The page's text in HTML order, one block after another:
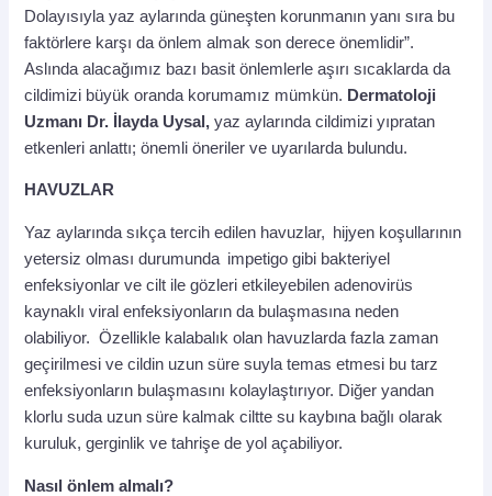
Dolayısıyla yaz aylarında güneşten korunmanın yanı sıra bu
faktörlere karşı da önlem almak son derece önemlidir”.
Aslında alacağımız bazı basit önlemlerle aşırı sıcaklarda da
cildimizi büyük oranda korumamız mümkün. Dermatoloji
Uzmanı Dr. İlayda Uysal,yaz aylarında cildimizi yıpratan
etkenleri anlattı; önemli öneriler ve uyarılarda bulundu.
HAVUZLAR
Yaz aylarında sıkça tercih edilen havuzlar, hijyen koşullarının
yetersiz olması durumunda impetigo gibi bakteriyel
enfeksiyonlar ve cilt ile gözleri etkileyebilen adenovirüs
kaynaklı viral enfeksiyonların da bulaşmasına neden
olabiliyor. Özellikle kalabalık olan havuzlarda fazla zaman
geçirilmesi ve cildin uzun süre suyla temas etmesi bu tarz
enfeksiyonların bulaşmasını kolaylaştırıyor. Diğer yandan
klorlu suda uzun süre kalmak ciltte su kaybına bağlı olarak
kuruluk, gerginlik ve tahrişe de yol açabiliyor.
Nasıl önlem almalı?